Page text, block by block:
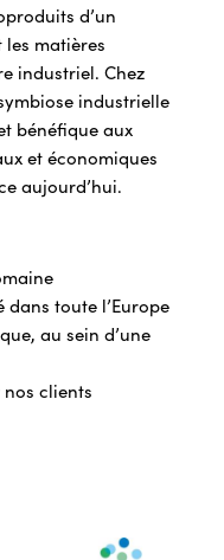
d’un
matières
industriel. Chez
industrielle
bénéfique aux
et économiques
aujourd’hui.
toute l’Europe
au sein d’une
clients